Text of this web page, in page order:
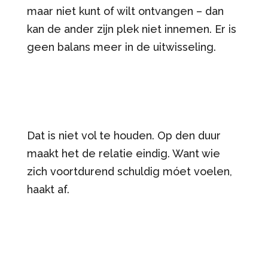
maar niet kunt of wilt ontvangen – dan
kan de ander zijn plek niet innemen. Er is
geen balans meer in de uitwisseling.
Dat is niet vol te houden. Op den duur
maakt het de relatie eindig. Want wie
zich voortdurend schuldig móet voelen,
haakt af.